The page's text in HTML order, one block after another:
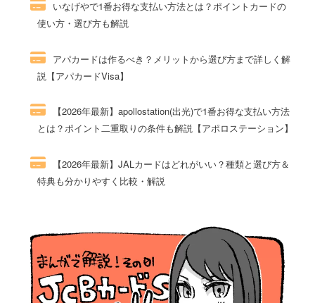
いなげやで1番お得な支払い方法とは？ポイントカードの
使い方・選び方も解説
アパカードは作るべき？メリットから選び方まで詳しく解
説【アパカードVisa】
【2026年最新】apollostation(出光)で1番お得な支払い方法
とは？ポイント二重取りの条件も解説【アポロステーション】
【2026年最新】JALカードはどれがいい？種類と選び方＆
特典も分かりやすく比較・解説